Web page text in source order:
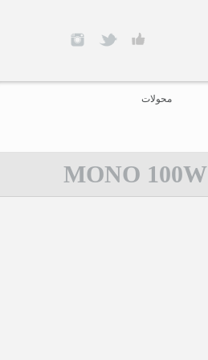
محولات
MONO 100W